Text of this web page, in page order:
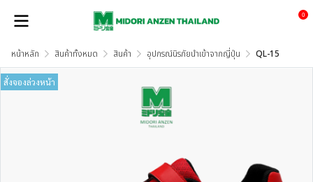
0
หน้าหลัก สินค้าทั้งหมด สินค้า อุปกรณ์นิรภัยนำเข้าจากญี่ปุ่น QL-15
สั่งจองล่วงหน้า